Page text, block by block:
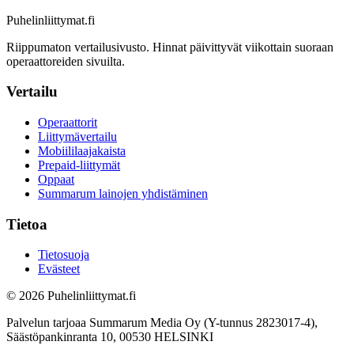
Puhelinliittymat.fi
Riippumaton vertailusivusto. Hinnat päivittyvät viikottain suoraan
operaattoreiden sivuilta.
Vertailu
Operaattorit
Liittymävertailu
Mobiililaajakaista
Prepaid-liittymät
Oppaat
Summarum lainojen yhdistäminen
Tietoa
Tietosuoja
Evästeet
© 2026 Puhelinliittymat.fi
Palvelun tarjoaa Summarum Media Oy (Y-tunnus 2823017-4),
Säästöpankinranta 10, 00530 HELSINKI